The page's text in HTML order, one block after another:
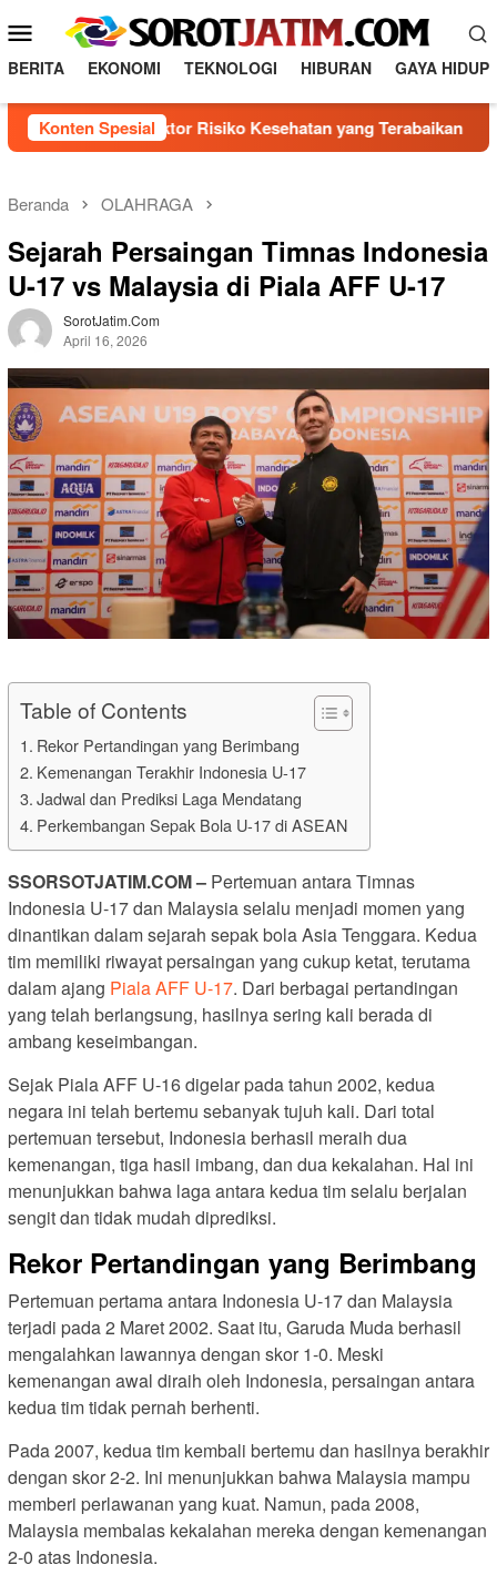
o
a
e
u
M
b
i
l
e
BERITA EKONOMI TEKNOLOGI HIBURAN GAYA HIDUP
Konten Spesial
5 Faktor Risiko Kesehatan yang Terabaikan
Beranda OLAHRAGA
Sejarah Persaingan Timnas Indonesia
U-17 vs Malaysia di Piala AFF U-17
SorotJatim.com
April 16, 2026
Table of Contents
Rekor Pertandingan yang Berimbang
Kemenangan Terakhir Indonesia U-17
Jadwal dan Prediksi Laga Mendatang
Perkembangan Sepak Bola U-17 di ASEAN
SSORSOTJATIM.COM – Pertemuan antara Timnas
Indonesia U-17 dan Malaysia selalu menjadi momen yang
dinantikan dalam sejarah sepak bola Asia Tenggara. Kedua
tim memiliki riwayat persaingan yang cukup ketat, terutama
dalam ajang Piala AFF U-17. Dari berbagai pertandingan
yang telah berlangsung, hasilnya sering kali berada di
ambang keseimbangan.
Sejak Piala AFF U-16 digelar pada tahun 2002, kedua
negara ini telah bertemu sebanyak tujuh kali. Dari total
pertemuan tersebut, Indonesia berhasil meraih dua
kemenangan, tiga hasil imbang, dan dua kekalahan. Hal ini
menunjukkan bahwa laga antara kedua tim selalu berjalan
sengit dan tidak mudah diprediksi.
Rekor Pertandingan yang Berimbang
Pertemuan pertama antara Indonesia U-17 dan Malaysia
terjadi pada 2 Maret 2002. Saat itu, Garuda Muda berhasil
mengalahkan lawannya dengan skor 1-0. Meski
kemenangan awal diraih oleh Indonesia, persaingan antara
kedua tim tidak pernah berhenti.
Pada 2007, kedua tim kembali bertemu dan hasilnya berakhir
dengan skor 2-2. Ini menunjukkan bahwa Malaysia mampu
memberi perlawanan yang kuat. Namun, pada 2008,
Malaysia membalas kekalahan mereka dengan kemenangan
2-0 atas Indonesia.